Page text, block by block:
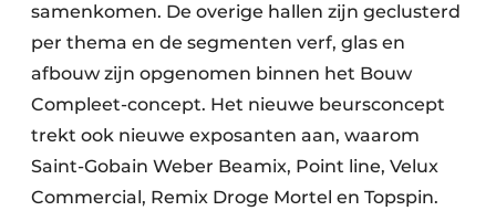
samenkomen. De overige hallen zijn geclusterd
per thema en de segmenten verf, glas en
afbouw zijn opgenomen binnen het Bouw
Compleet-concept. Het nieuwe beursconcept
trekt ook nieuwe exposanten aan, waarom
Saint-Gobain Weber Beamix, Point line, Velux
Commercial, Remix Droge Mortel en Topspin.